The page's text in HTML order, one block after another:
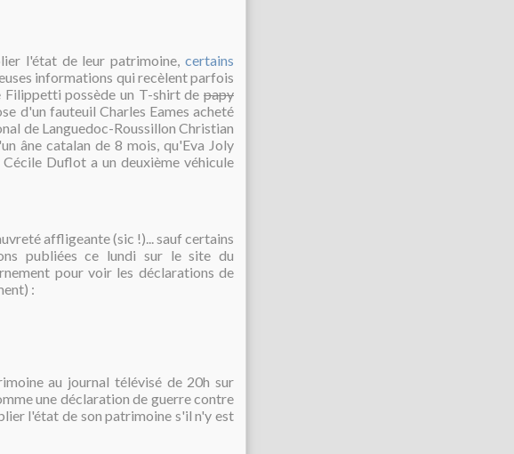
l'état de leur patrimoine, certains
informations qui recèlent parfois
Filippetti possède un T-shirt de papy
d'un fauteuil Charles Eames acheté
de Languedoc-Roussillon Christian
âne catalan de 8 mois, qu'Eva Joly
Duflot a un deuxième véhicule
affligeante (sic !)... sauf certains
publiées ce lundi sur le site du
pour voir les déclarations de
:
au journal télévisé de 20h sur
une déclaration de guerrecontre
l'état de son patrimoine s'il n'y est